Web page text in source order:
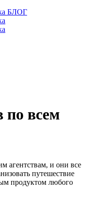
БЛОГ
по всем
агентствам, и они все
путешествие
продуктом любого